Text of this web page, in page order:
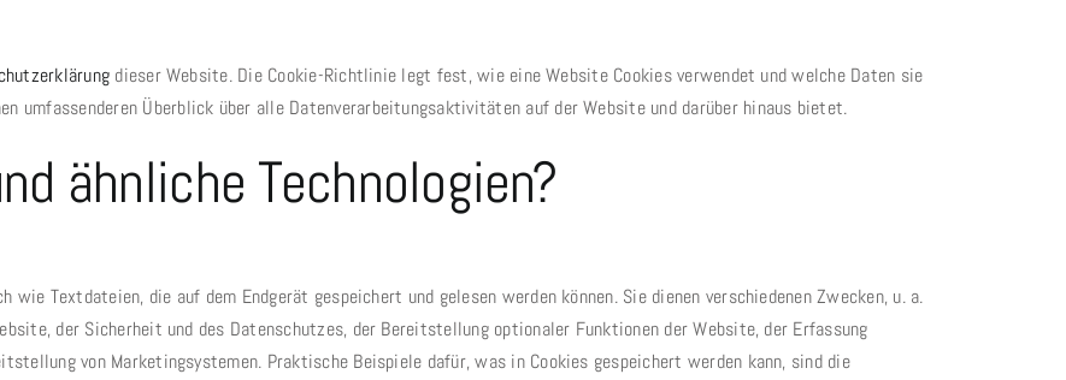
dieser Website. Die Cookie-Richtlinie legt fest, wie eine Website Cookies verwendet und welche Daten sie
umfassenderen Überblick über alle Datenverarbeitungsaktivitäten auf der Website und darüber hinaus bietet.
ähnliche Technologien?
Textdateien, die auf dem Endgerät gespeichert und gelesen werden können. Sie dienen verschiedenen Zwecken, u. a.
der Sicherheit und des Datenschutzes, der Bereitstellung optionaler Funktionen der Website, der Erfassung
von Marketingsystemen. Praktische Beispiele dafür, was in Cookies gespeichert werden kann, sind die